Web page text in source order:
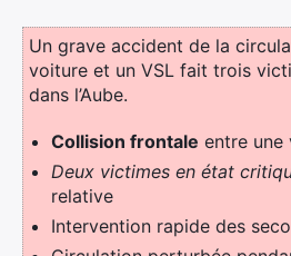
Un grave accident de la
voiture et un VSL fait trois
dans l’Aube.
Collision frontale entre une
Deux victimes en état
relative
Intervention rapide des